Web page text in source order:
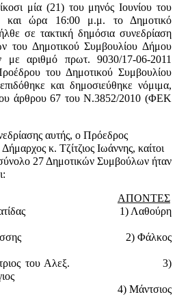
μία (21) του μηνός Ιουνίου του
και ώρα 16:00 μ.μ. το Δημοτικό
σε τακτική δημόσια συνεδρίαση
του Δημοτικού Συμβουλίου Δήμου
με αριθμό πρωτ. 9030/17-06-2011
του Δημοτικού Συμβουλίου
και δημοσιεύθηκε νόμιμα,
άρθρου 67 του Ν.3852/2010 (ΦΕΚ
αυτής, ο Πρόεδρος
κ. Τζίτζιος Ιωάννης, καίτοι
27 Δημοτικών Συμβούλων ήταν
ΑΠΟΝΤΕΣ
1) Λαθούρη
2) Φάλκος
του Αλεξ.
3)
4)Μάντσιος